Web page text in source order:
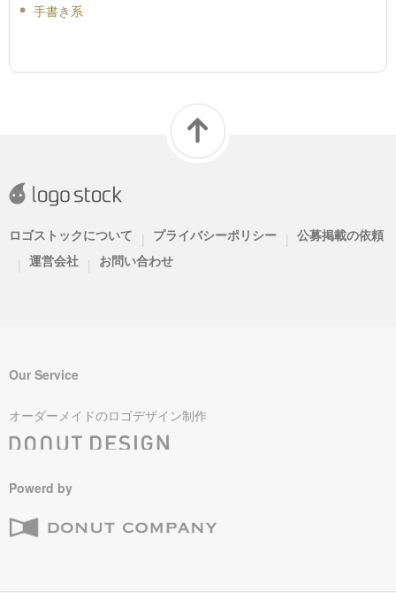
手書き系
ロゴストックについて | プライバシーポリシー | 公募掲載の依頼
| 運営会社 | お問い合わせ
Our Service
オーダーメイドのロゴデザイン制作
Powerd by